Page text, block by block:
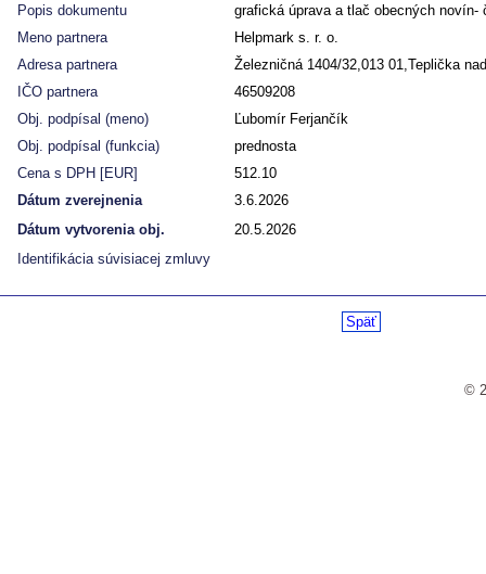
Popis dokumentu
grafická úprava a tlač obecných novín-
Meno partnera
Helpmark s. r. o.
Adresa partnera
Železničná 1404/32,013 01,Teplička
IČO partnera
46509208
Obj. podpísal (meno)
Ľubomír Ferjančík
Obj. podpísal (funkcia)
prednosta
Cena s DPH [EUR]
512.10
Dátum zverejnenia
3.6.2026
Dátum vytvorenia obj.
20.5.2026
Identifikácia súvisiacej zmluvy
Späť
©